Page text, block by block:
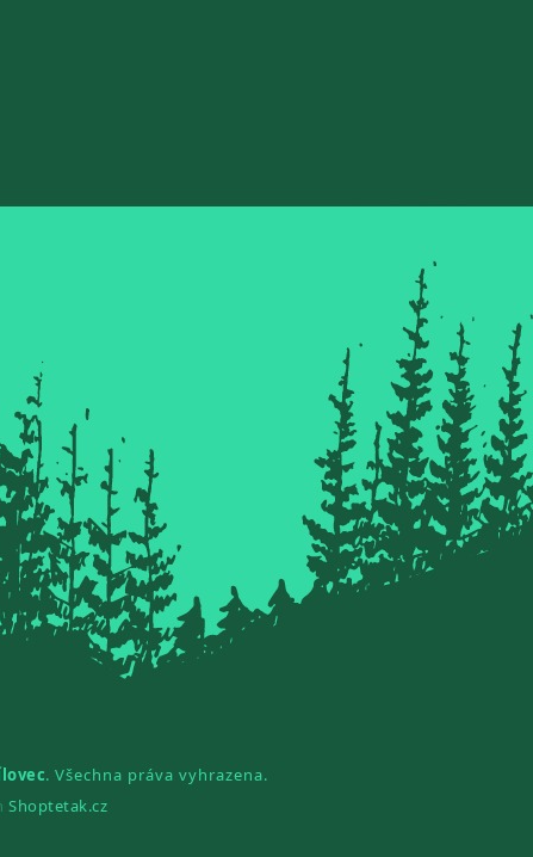
. Všechna práva vyhrazena.
Shoptetak.cz